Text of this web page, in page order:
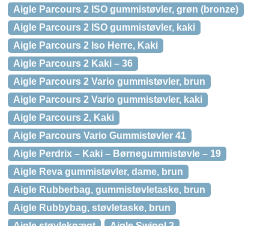
Aigle Parcours 2 ISO gummistøvler, grøn (bronze)
Aigle Parcours 2 ISO gummistøvler, kaki
Aigle Parcours 2 Iso Herre, Kaki
Aigle Parcours 2 Kaki – 36
Aigle Parcours 2 Vario gummistøvler, brun
Aigle Parcours 2 Vario gummistøvler, kaki
Aigle Parcours 2, Kaki
Aigle Parcours Vario Gummistøvler 41
Aigle Perdrix – Kaki – Børnegummistøvle – 19
Aigle Reva gummistøvler, dame, brun
Aigle Rubberbag, gummistøvletaske, brun
Aigle Rubbybag, støvletaske, brun